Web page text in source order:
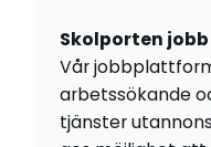
Skolporten jobb
Vår
arbetssökande
tjänster